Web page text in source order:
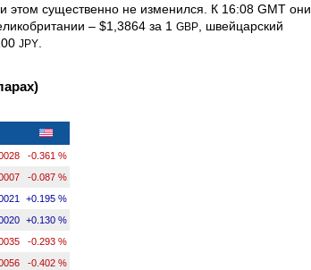
существенно не изменился. К 16:08 GMT они
– $1,3864 за 1 GBP , швейцарский
JPY
-0.361 %
-0.087 %
+0.195 %
+0.130 %
-0.293 %
-0.402 %